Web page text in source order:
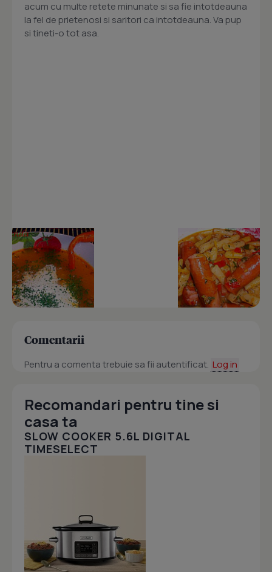
acum cu multe retete minunate si sa fie intotdeauna
la fel de prietenosi si saritori ca intotdeauna. Va pup
si tineti-o tot asa.
Comentarii
Pentru a comenta trebuie sa fii autentificat. Log in
Recomandari pentru tine si
casa ta
SLOW COOKER 5.6L DIGITAL
TIMESELECT